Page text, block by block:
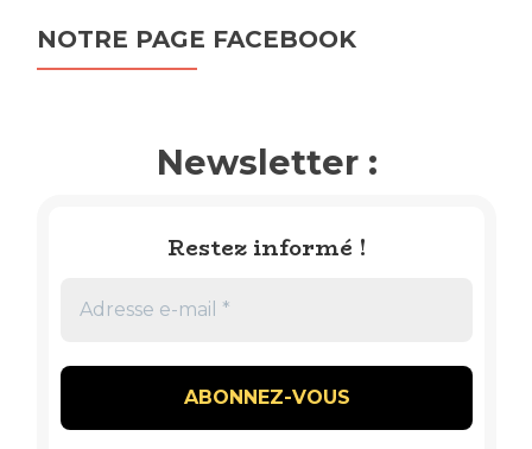
NOTRE PAGE FACEBOOK
Newsletter :
Restez informé !